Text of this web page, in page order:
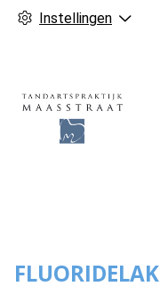
Instellingen
FLUORIDELAK